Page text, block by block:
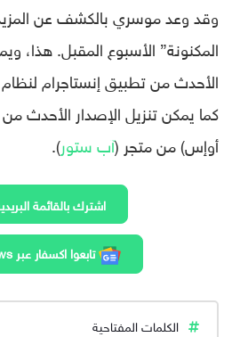
وقد وعد موسري بالكشف عن
المكنونة” الأسبوع المقبل. هذا،
الأحدث من تطبيق إنستاجرام
كما يمكن تنزيل الإصدار الأحدث
أوإس) من متجر (آب ستور).
اشترك بالقائمة
تابعوا اكسفار عبر google News
الكلمات المفتاحية